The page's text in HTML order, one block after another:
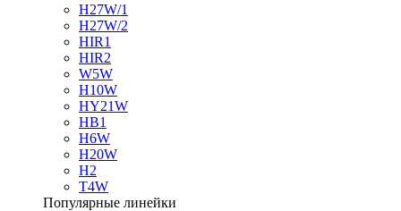
H27W/1
H27W/2
HIR1
HIR2
W5W
H10W
HY21W
HB1
H6W
H20W
H2
T4W
Популярные линейки